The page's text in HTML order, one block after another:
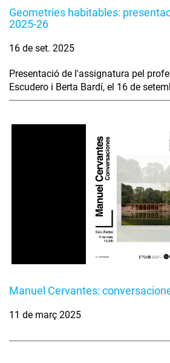
Geometries habitables:
2025-26
16 de set. 2025
Presentació de l'assignatura pel
Escudero i Berta Bardí, el 16 de
Manuel Cervantes:
11 de març 2025